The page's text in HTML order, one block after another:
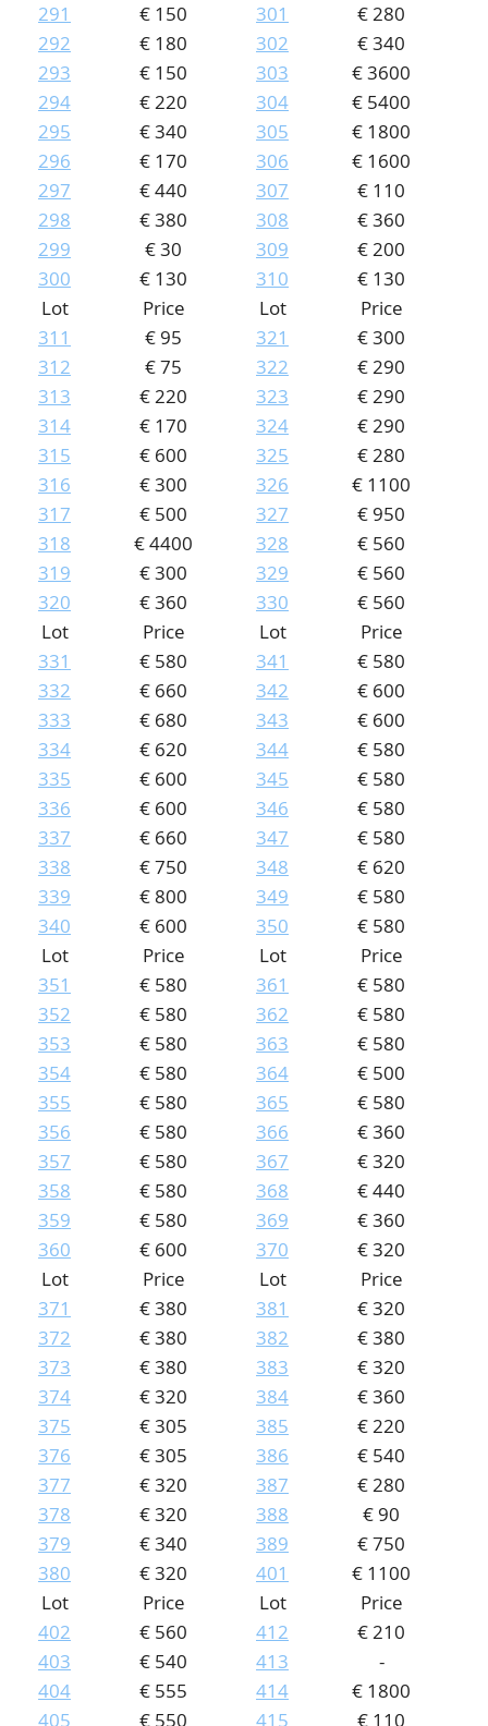
291
€ 150
292
€ 180
293
€ 150
294
€ 220
295
€ 340
296
€ 170
297
€ 440
298
€ 380
299
€ 30
300
€ 130
301
€ 280
302
€ 340
303
€ 3600
304
€ 5400
305
€ 1800
306
€ 1600
307
€ 110
308
€ 360
309
€ 200
310
€ 130
Lot
Price
311
€ 95
312
€ 75
313
€ 220
314
€ 170
315
€ 600
316
€ 300
317
€ 500
318
€ 4400
319
€ 300
320
€ 360
Lot
Price
321
€ 300
322
€ 290
323
€ 290
324
€ 290
325
€ 280
326
€ 1100
327
€ 950
328
€ 560
329
€ 560
330
€ 560
Lot
Price
331
€ 580
332
€ 660
333
€ 680
334
€ 620
335
€ 600
336
€ 600
337
€ 660
338
€ 750
339
€ 800
340
€ 600
Lot
Price
341
€ 580
342
€ 600
343
€ 600
344
€ 580
345
€ 580
346
€ 580
347
€ 580
348
€ 620
349
€ 580
350
€ 580
Lot
Price
351
€ 580
352
€ 580
353
€ 580
354
€ 580
355
€ 580
356
€ 580
357
€ 580
358
€ 580
359
€ 580
360
€ 600
Lot
Price
361
€ 580
362
€ 580
363
€ 580
364
€ 500
365
€ 580
366
€ 360
367
€ 320
368
€ 440
369
€ 360
370
€ 320
Lot
Price
371
€ 380
372
€ 380
373
€ 380
374
€ 320
375
€ 305
376
€ 305
377
€ 320
378
€ 320
379
€ 340
380
€ 320
Lot
Price
381
€ 320
382
€ 380
383
€ 320
384
€ 360
385
€ 220
386
€ 540
387
€ 280
388
€ 90
389
€ 750
401
€ 1100
Lot
Price
402
€ 560
403
€ 540
404
€ 555
405
€ 550
Lot
Price
412
€ 210
413
-
414
€ 1800
415
€ 110